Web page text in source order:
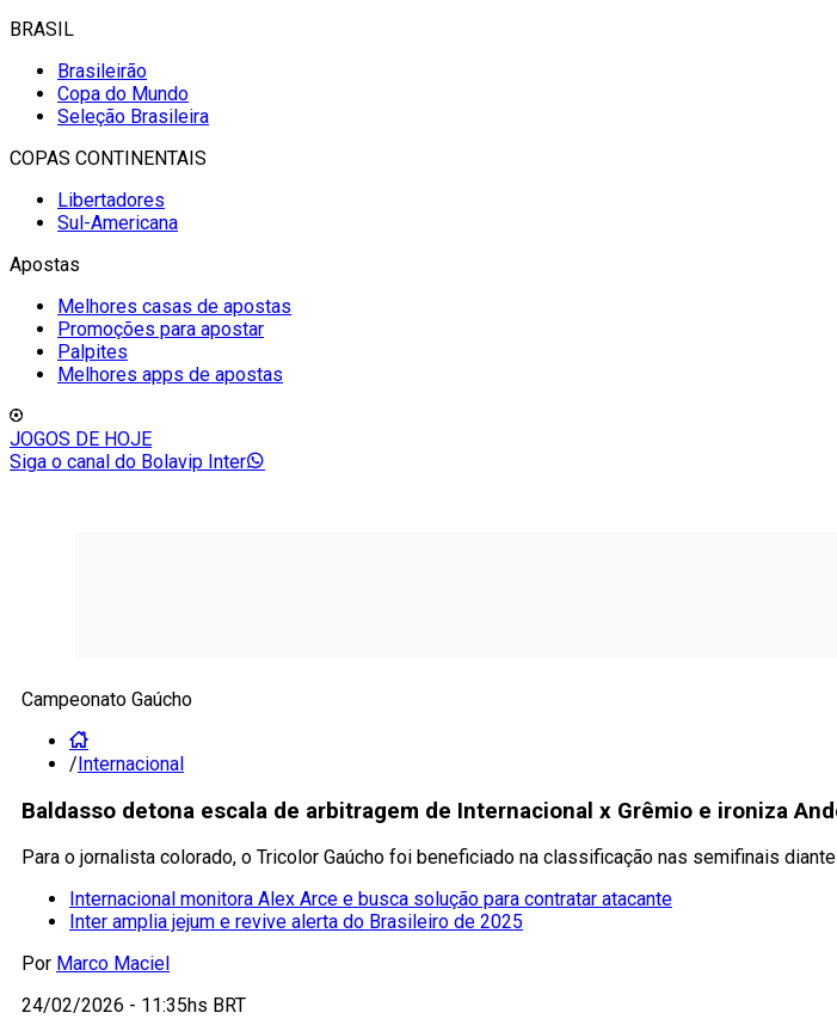
BRASIL
Brasileirão
Copa do Mundo
Seleção Brasileira
COPAS CONTINENTAIS
Libertadores
Sul-Americana
Apostas
Melhores casas de apostas
Promoções para apostar
Palpites
Melhores apps de apostas
JOGOS DE HOJE
Siga o canal do Bolavip Inter
Campeonato Gaúcho
/Internacional
Baldasso detona escala de arbitragem de Internacional x Grêmio e ironiza
Para o jornalista colorado, o Tricolor Gaúcho foi beneficiado na classificação nas semifinais
Internacional monitora Alex Arce e busca solução para contratar atacante
Inter amplia jejum e revive alerta do Brasileiro de 2025
Por Marco Maciel
24/02/2026 - 11:35hs BRT